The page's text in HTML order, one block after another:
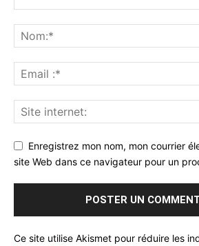
Enregistrez mon nom, mon courrier
site Web dans ce navigateur pour un
Ce site utilise Akismet pour réduire les